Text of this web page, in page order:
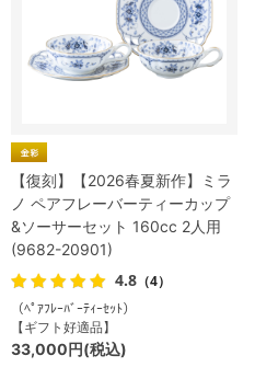
【復刻】【2026春夏新作】ミラ
ノ ペアフレーバーティーカップ
&ソーサーセット 160cc 2人用
(9682-20901)
4.8 （4）
（ﾍﾟｱﾌﾚｰﾊﾞｰﾃｨｰｾｯﾄ）
【ギフト好適品】
33,000円(税込)